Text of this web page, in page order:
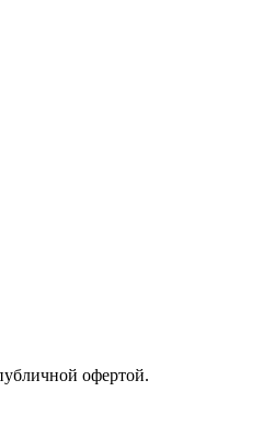
офертой.